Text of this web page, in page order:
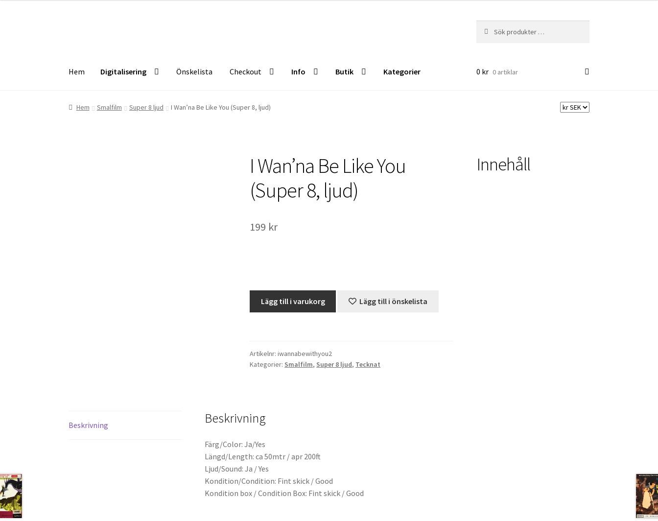
efter:
Hem Digitalisering Önskelista Checkout Info Butik Kategorier
Hem Digitalisering Önskelista Checkout Info Butik Kategorier
0 kr 0 artiklar
Hem Smalfilm Super 8 ljud I Wan’na Be Like You (Super 8, ljud)
I Wan’na Be Like You
(Super 8, ljud)
199 kr
Wan'na
(Super
8,
Lägg till i varukorg Lägg till i önskelista
Artikelnr:iwannabewithyou2
Kategorier: Smalfilm, Super 8 ljud, Tecknat
Beskrivning Beskrivning
Färg/Color: Ja/Yes
Längd/Length: ca 50mtr / apr 200ft
Ljud/Sound: Ja / Yes
Kondition/Condition: Fint skick / Good
Kondition box / Condition Box: Fint skick / Good
Innehåll